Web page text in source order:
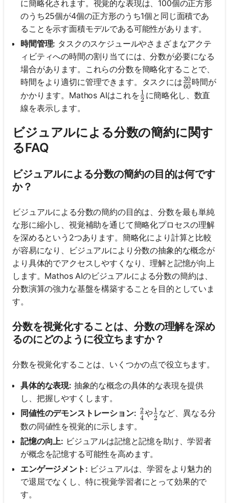
に簡略化されます。視覚的な表現は、100個の正方形
のうち25個が4個の正方形のうち1個と同じ面積であ
ることを示す面積モデルである可能性があります。
時間管理: タスクのスケジュールやさまざまなアクテ
ィビティへの時間の割り当てには、分数が必要になる
場合があります。これらの分数を簡略化することで、
時間をより適切に管理できます。タスクには 60
30時間が
かかります。Mathos AIはこれを\frac{1}{2}
2
1 に簡略化し、数直
線を表示します。
ビジュアルによる分数の簡約に関す
るFAQ
ビジュアルによる分数の簡約の目的は何です
か？
ビジュアルによる分数の簡約の目的は、分数を最も単純
な形に縮小し、視覚補助を通じて簡略化プロセスの理解
を深めるという2つあります。簡略化により計算と比較
が容易になり、ビジュアルにより分数の抽象的な概念が
より具体的でアクセスしやすくなり、理解と記憶が向上
します。Mathos AIのビジュアルによる分数の簡約は、
分数演算の強力な基盤を構築することを目的としていま
す。
分数を視覚化することは、分数の理解を深め
るのにどのように役立ちますか？
分数を視覚化することは、いくつかの点で役立ちます。
具体的な表現: 抽象的な概念の具体的な表現を提供
し、把握しやすくします。
同値性のデモンストレーション: \frac{2}{4}
4
2や\frac{1}{2}
2
1 など、異なる分
数の同値性を視覚的に示します。
記憶の向上: ビジュアルは記憶と記憶を助け、学習者
が概念を記憶する可能性を高めます。
エンゲージメント: ビジュアルは、学習をより魅力的
で退屈でなくし、特に視覚学習者にとって効果的で
す。